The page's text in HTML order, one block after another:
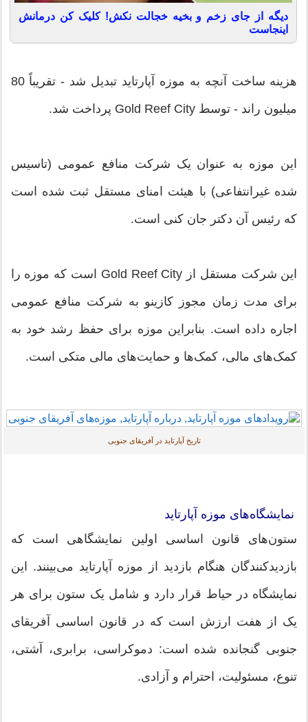
دیگه از جای زخم و بخیه خجالت نکش! کلیک کن درمانش
اینجاست
هزینه ساخت آنچه به موزه آپارتاید تبدیل شد - تقریباً 80
میلیون راند - توسط Gold Reef City پرداخت شد.
این موزه به عنوان یک شرکت منافع عمومی (تاسیس
شده غیرانتفاعی) با هیئت امنای مستقل ثبت شده است
که رئیس آن دکتر جان کنی است.
این شرکت مستقل از Gold Reef City است که موزه را
برای مدت زمان مجوز کازینو به شرکت منافع عمومی
اجاره داده است. بنابراین موزه برای حفظ رشد خود به
کمک‌های مالی، کمک‌ها و حمایت‌های مالی متکی است.
تاریخ آپارتاید در آفریقای جنوبی
نمایشگاه‌های موزه آپارتاید
ستون‌های قانون اساسی اولین نمایشگاهی است که
بازدیدکنندگان هنگام بازدید از موزه آپارتاید می‌بینند. این
نمایشگاه در حیاط قرار دارد و شامل یک ستون برای هر
یک از هفت ارزش است که در قانون اساسی آفریقای
جنوبی گنجانده شده است: دموکراسی، برابری، آشتی،
تنوع، مسئولیت، احترام و آزادی.